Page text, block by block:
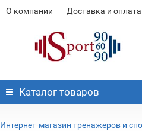
О компании Доставка и оплата
Каталог товаров
Интернет-магазин тренажеров и